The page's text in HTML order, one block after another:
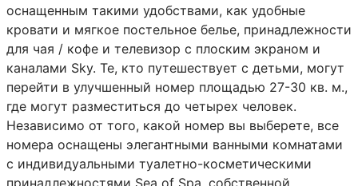
оснащенным такими удобствами, как удобные
кровати и мягкое постельное белье, принадлежности
для чая / кофе и телевизор с плоским экраном и
каналами Sky. Те, кто путешествует с детьми, могут
перейти в улучшенный номер площадью 27-30 кв. м.,
где могут разместиться до четырех человек.
Независимо от того, какой номер вы выберете, все
номера оснащены элегантными ванными комнатами
с индивидуальными туалетно-косметическими
принадлежностями Sea of ​​Spa, собственной